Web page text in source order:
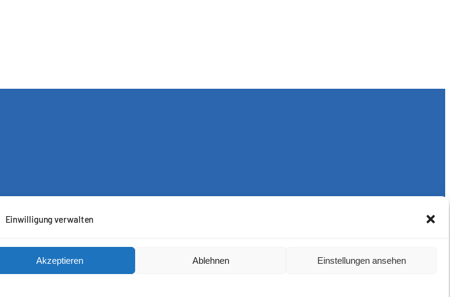
Einwilligung verwalten
Akzeptieren Ablehnen Einstellungen ansehen